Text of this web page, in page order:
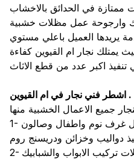
ممتازة في الحدائق بالاخشاب
وارجوحة عمل مظلات خشبية
يريدها العميل باعلي مستوي
يمتلك نجار ام القيوين كفاءة
اشطر فني نجار في ام القيوين .
1- صناعة الاثاث الخشبي تفصيل غرف نوم واطفال وصالون